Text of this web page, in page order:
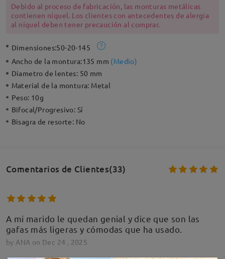
Debido al proceso de fabricación, las monturas metálicas
contienen níquel. Los clientes con antecedentes de alergia
al níquel deben tener precaución al comprar.
Dimensiones:50-20-145
Ancho de la montura:135 mm (Medio)
Diametro de lentes: 50 mm
Material de la montura: Metal
Peso: 10g
Bifocal/Progresivo: Sí
Bisagra de resorte: No
Comentarios de Clientes(33)
A mi marido le quedan genial y dice que son las
gafas más ligeras y cómodas que ha usado.
by ANA on Dec 24 , 2025